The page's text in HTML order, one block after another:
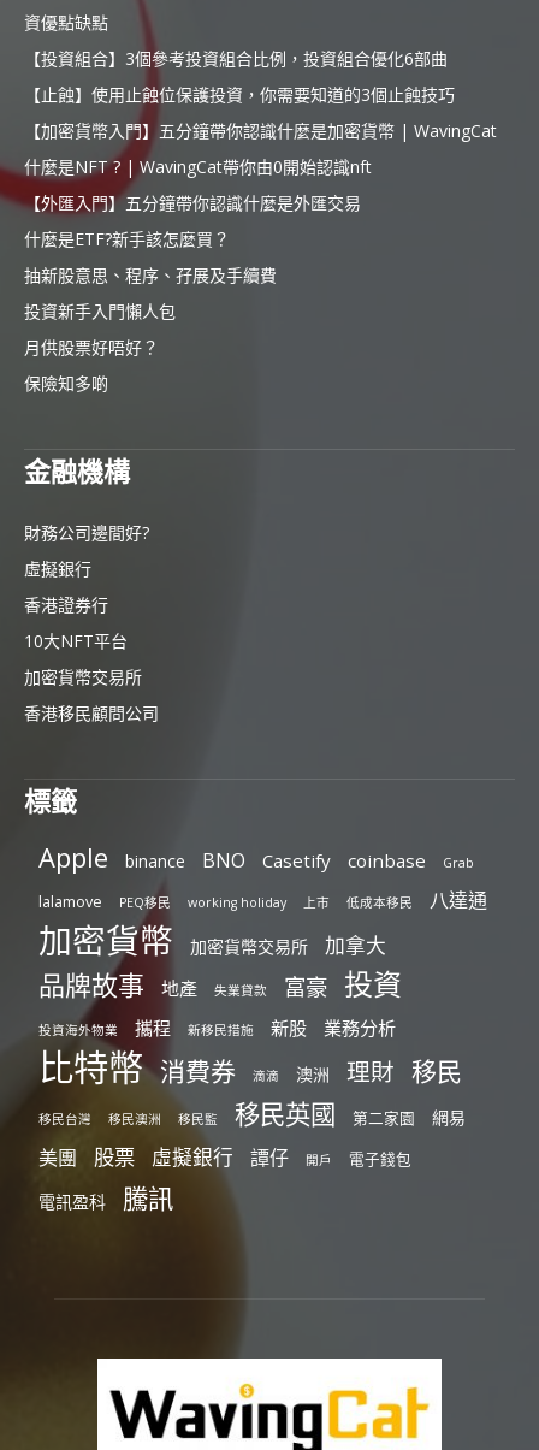
資優點缺點
【投資組合】3個參考投資組合比例，投資組合優化6部曲
【止蝕】使用止蝕位保護投資，你需要知道的3個止蝕技巧
【加密貨幣入門】五分鐘帶你認識什麼是加密貨幣 | WavingCat
什麼是NFT ? | WavingCat帶你由0開始認識nft
【外匯入門】五分鐘帶你認識什麼是外匯交易
什麼是ETF?新手該怎麼買？
抽新股意思、程序、孖展及手續費
投資新手入門懶人包
月供股票好唔好？
保險知多啲
金融機構
財務公司邊間好?
虛擬銀行
香港證券行
10大NFT平台
加密貨幣交易所
香港移民顧問公司
標籤
Apple binance BNO Casetify coinbase Grab
lalamove PEQ移民 working holiday 上市 低成本移民 八達通
加密貨幣 加密貨幣交易所 加拿大
品牌故事 地產 失業貸款 富豪 投資
投資海外物業 攜程 新移民措施 新股 業務分析
比特幣 消費券 滴滴 澳洲 理財 移民
移民台灣 移民澳洲 移民監 移民英國 第二家園 網易
美團 股票 虛擬銀行 譚仔 開戶 電子錢包
電訊盈科 騰訊